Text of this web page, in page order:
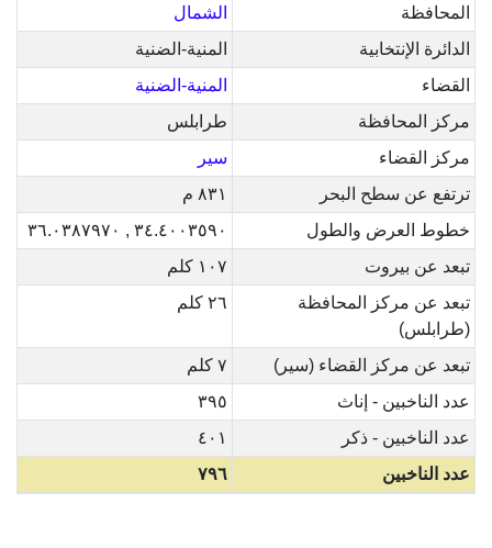
المحافظة
الشمال
الدائرة الإنتخابية
المنية-الضنية
القضاء
المنية-الضنية
مركز المحافظة
طرابلس
مركز القضاء
سير
ترتفع عن سطح البحر
٨٣١ م
خطوط العرض والطول
٣٤.٤٠٠٣٥٩٠ , ٣٦.٠٣٨٧٩٧٠
تبعد عن بيروت
١٠٧ كلم
تبعد عن مركز المحافظة
(طرابلس)
٢٦ كلم
تبعد عن مركز القضاء (سير)
٧ كلم
عدد الناخبين - إناث
٣٩٥
عدد الناخبين - ذكر
٤٠١
عدد الناخبين
٧٩٦